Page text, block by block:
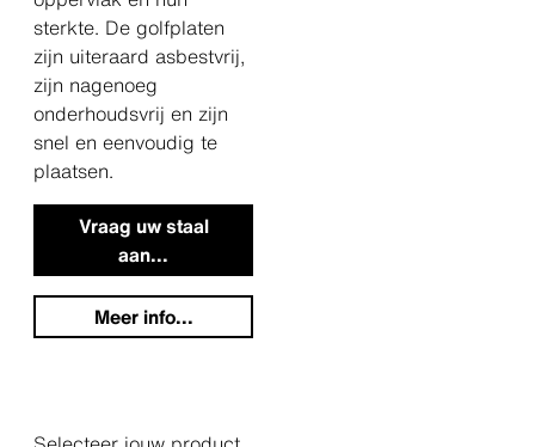
sterkte. De golfplaten
zijn uiteraard asbestvrij,
zijn nagenoeg
onderhoudsvrij en zijn
snel en eenvoudig te
plaatsen.
Vraag uw staal
aan...
Meer info...